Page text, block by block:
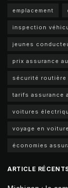
emplacement
inspection
jeunes
prix assurance
sécurité routière
tarifs assurance
voitures
voyage en voiture
économies
ARTICLE